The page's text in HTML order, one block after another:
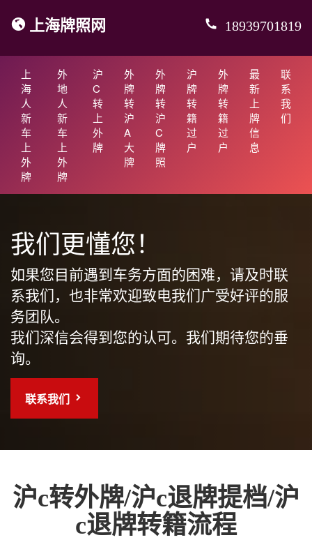
上海牌照网 18939701819
上
海
人
新
车
上
外
牌
外
地
人
新
车
上
外
牌
沪
C
转
上
外
牌
外
牌
转
沪
A
大
牌
外
牌
转
沪
C
牌
照
沪
牌
转
籍
过
户
外
牌
转
籍
过
户
最
新
上
牌
信
息
联
系
我
们
我们更懂您！
如果您目前遇到车务方面的困难，请及时联
系我们，也非常欢迎致电我们广受好评的服
务团队。
我们深信会得到您的认可。我们期待您的垂
询。
联系我们
沪c转外牌/沪c退牌提档/沪
c退牌转籍流程